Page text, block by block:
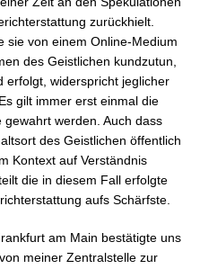
zurückhielt.
sie von einem Online-Medium
des Geistlichen kundzutun,
erfolgt, widerspricht jeglicher
gilt immer erst einmal die
werden. Auch dass
des Geistlichen öffentlich
Kontext auf Verständnis
die in diesem Fall erfolgte
aufs Schärfste.
am Main bestätigte uns
meiner Zentralstelle zur